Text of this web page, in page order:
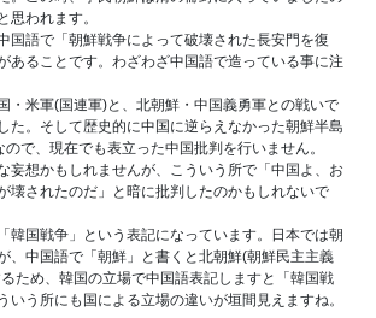
思われます。
国語で「朝鮮戦争によって破壊された長安門を復
あることです。わざわざ中国語で造っている事に注
・米軍(国連軍)と、北朝鮮・中国義勇軍との戦いで
た。そして歴史的に中国に逆らえなかった朝鮮半島
で、現在でも表立った中国批判を行いません。
妄想かもしれませんが、こういう所で「中国よ、お
壊されたのだ」と暗に批判したのかもしれないで
韓国戦争」という表記になっています。日本では朝
、中国語で「朝鮮」と書くと北朝鮮(朝鮮民主主義
ため、韓国の立場で中国語表記しますと「韓国戦
いう所にも国による立場の違いが垣間見えますね。